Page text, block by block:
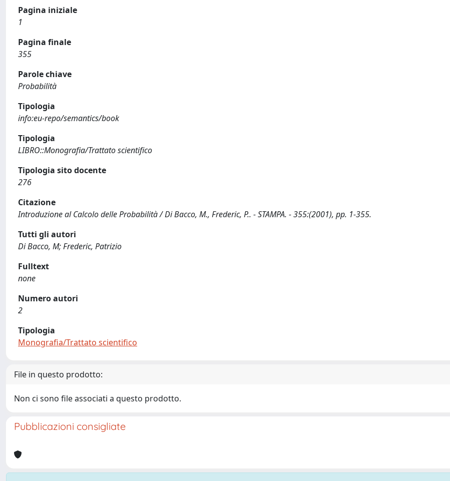
Pagina iniziale
1
Pagina finale
355
Parole chiave
Probabilità
Tipologia
info:eu-repo/semantics/book
Tipologia
LIBRO::Monografia/Trattato scientifico
Tipologia sito docente
276
Citazione
Introduzione al Calcolo delle Probabilità / Di Bacco, M., Frederic, P.. - STAMPA. - 355:(2001), pp. 1-355.
Tutti gli autori
Di Bacco, M; Frederic, Patrizio
Fulltext
none
Numero autori
2
Tipologia
Monografia/Trattato scientifico
File in questo prodotto:
Non ci sono file associati a questo prodotto.
Pubblicazioni consigliate